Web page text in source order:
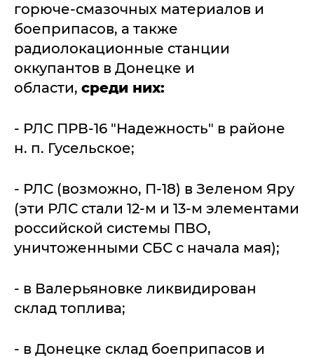
горюче-смазочных материалов и
боеприпасов, а также
радиолокационные станции
оккупантов в Донецке и
области, среди них:
- РЛС ПРВ-16 "Надежность" в районе
н. п. Гусельское;
- РЛС (возможно, П-18) в Зеленом Яру
(эти РЛС стали 12-м и 13-м элементами
российской системы ПВО,
уничтоженными СБС с начала мая);
- в Валерьяновке ликвидирован
склад топлива;
- в Донецке склад боеприпасов и